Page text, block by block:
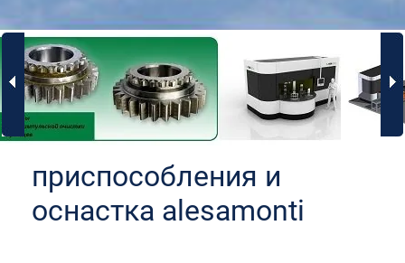
приспособления и
оснастка alesamonti